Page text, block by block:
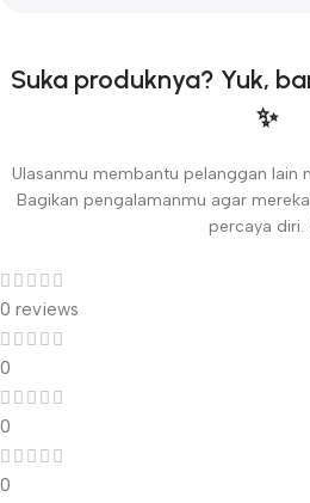
Suka produknya? Yuk,
✨
Ulasanmu membantu pelanggan lain
Bagikan pengalamanmu agar
percaya diri.
0 reviews
0
0
0